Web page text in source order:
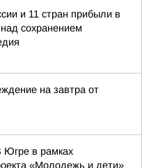
и 11 стран прибыли в
сохранением
на завтра от
Югре в рамках
«Молодежь и дети»